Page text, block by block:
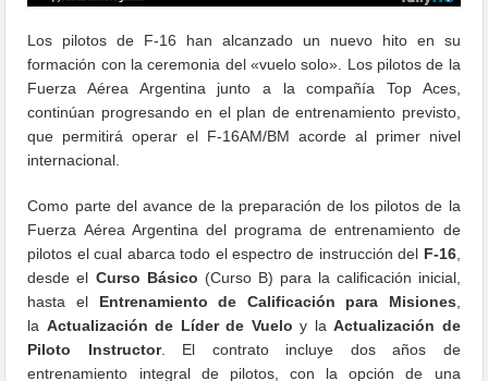
Los pilotos de F-16 han alcanzado un nuevo hito en su
formación con la ceremonia del «vuelo solo». Los pilotos de la
Fuerza Aérea Argentina junto a la compañía Top Aces,
continúan progresando en el plan de entrenamiento previsto,
que permitirá operar el F-16AM/BM acorde al primer nivel
internacional.
Como parte del avance de la preparación de los pilotos de la
Fuerza Aérea Argentina del programa de entrenamiento de
pilotos el cual abarca todo el espectro de instrucción del F-16,
desde el Curso Básico (Curso B) para la calificación inicial,
hasta el Entrenamiento de Calificación para Misiones
la Actualización de Líder de Vuelo y la Actualización de
Piloto Instructor. El contrato incluye dos años de
entrenamiento integral de pilotos, con la opción de una